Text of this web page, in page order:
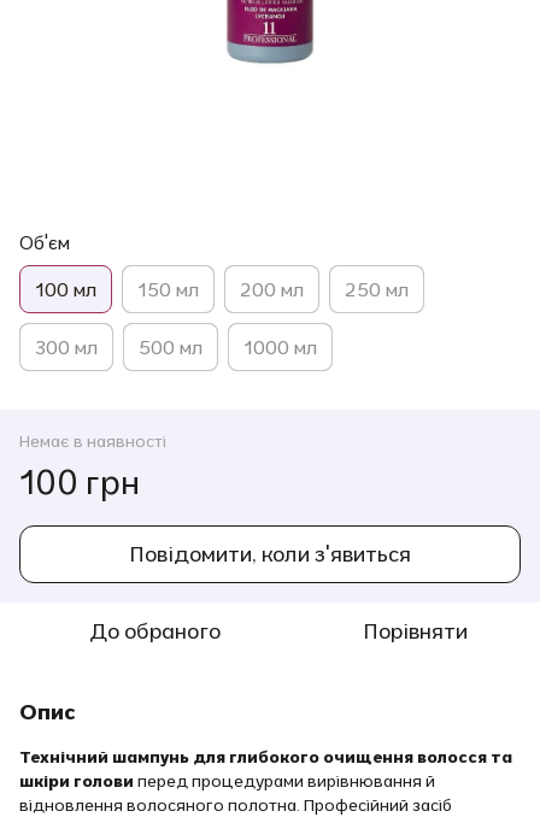
Об'єм
100 мл 150 мл 200 мл 250 мл
300 мл 500 мл 1000 мл
Немає в наявності
100 грн
Повідомити, коли з'явиться
До обраного Порівняти
Опис
Технічний шампунь для глибокого очищення волосся та
шкіри голови перед процедурами вирівнювання й
відновлення волосяного полотна. Професійний засіб